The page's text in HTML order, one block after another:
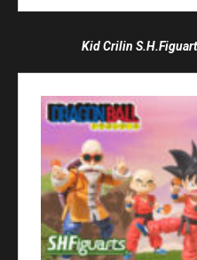
Kid Crilin